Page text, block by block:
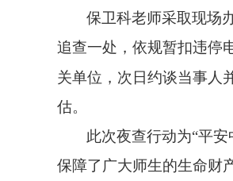
保卫科老师采取现场
追查一处，依规暂扣违停
关单位，次日约谈当事人
估。
此次夜查行动为“平
保障了广大师生的生命财